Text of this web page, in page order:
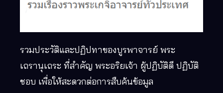
รวมประวัติและปฏิปทาของบูรพาจารย์ พระ
เถรานุเถระ ที่สำคัญ พระอริยเจ้า ผู้ปฏิบัติดี ปฏิบัติ
ชอบ เพื่อให้สะดวกต่อการสืบค้นข้อมูล